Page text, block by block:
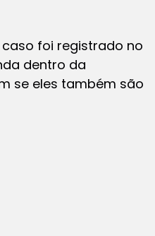
foi registrado no
dentro da
se eles também são